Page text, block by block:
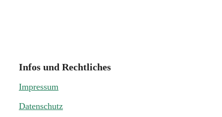
Infos und Rechtliches
Impressum
Datenschutz